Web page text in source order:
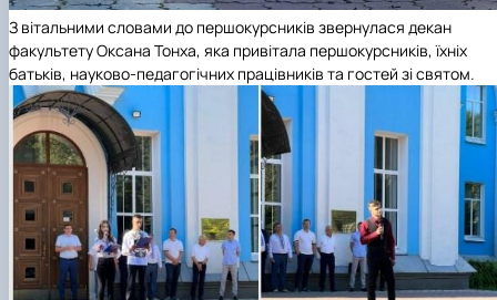
З вітальними словами до першокурсників звернулася декан
факультету Оксана Тонха, яка привітала першокурсників, їхніх
батьків, науково-педагогічних працівників та гостей зі святом.